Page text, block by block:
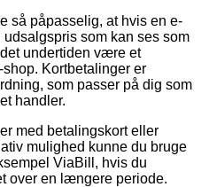
så påpasselig, at hvis en e-
som kan ses som
undertiden være et
Kortbetalinger er
som passer på dig som
handler.
med betalingskort eller
mulighed kunne du bruge
ViaBill, hvis du
over en længere periode.